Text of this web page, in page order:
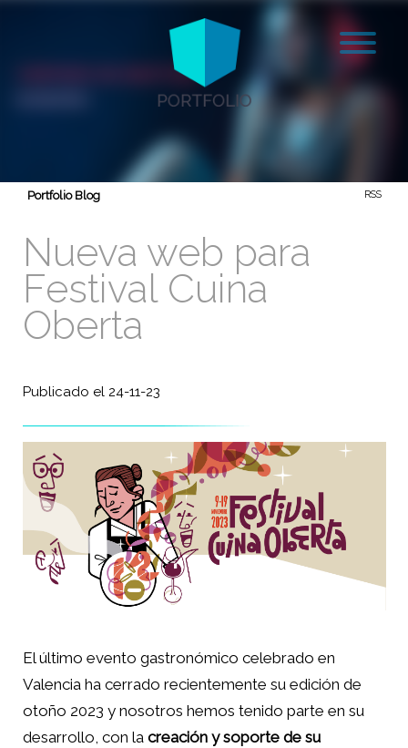
Portfolio Blog RSS
Nueva web para
Festival Cuina
Oberta
Publicado el 24-11-23
El último evento gastronómico celebrado en
Valencia ha cerrado recientemente su edición de
otoño 2023 y nosotros hemos tenido parte en su
desarrollo, con la creación y soporte de su